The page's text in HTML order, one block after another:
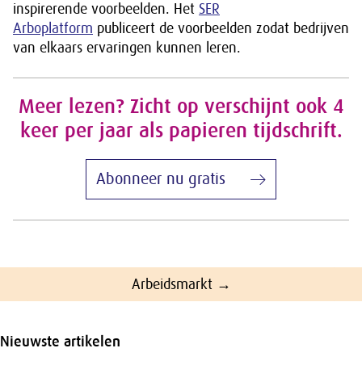
inspirerende voorbeelden. Het SER
Arboplatform publiceert de voorbeelden zodat bedrijven
van elkaars ervaringen kunnen leren.
Meer lezen? Zicht op verschijnt ook 4
keer per jaar als papieren tijdschrift.
Abonneer nu gratis
Arbeidsmarkt →
Nieuwste artikelen